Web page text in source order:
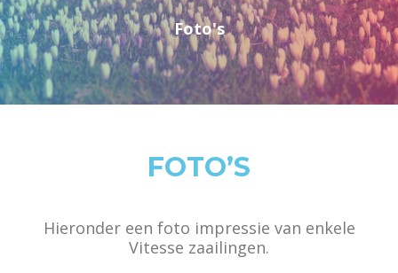
Foto's
FOTO’S
Hieronder een foto impressie van enkele
Vitesse zaailingen.